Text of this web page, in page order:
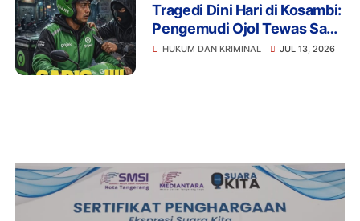
Tragedi Dini Hari di Kosambi:
Pengemudi Ojol Tewas Saat
Istirahat, Motor dan HP Raib
HUKUM DAN KRIMINAL JUL 13, 2026